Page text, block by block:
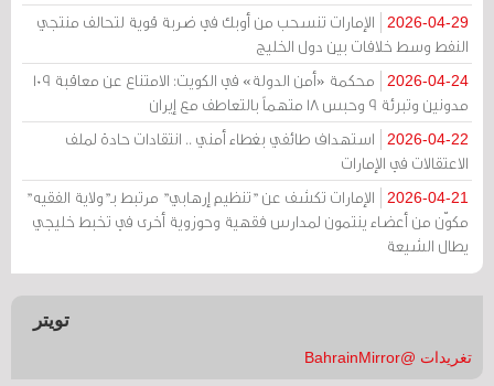
2026-04-29
الإمارات تنسحب من أوبك في ضربة قوية لتحالف منتجي
النفط وسط خلافات بين دول الخليج
2026-04-24
محكمة «أمن الدولة» في الكويت: الامتناع عن معاقبة 109
مدونين وتبرئة 9 وحبس 18 متهماً بالتعاطف مع إيران
2026-04-22
استهداف طائفي بغطاء أمني .. انتقادات حادة لملف
الاعتقالات في الإمارات
2026-04-21
الإمارات تكشف عن "تنظيم إرهابي" مرتبط بـ"ولاية الفقيه"
مكوّن من أعضاء ينتمون لمدارس فقهية وحوزوية أخرى في تخبط خليجي
يطال الشيعة
تويتر
تغريدات @BahrainMirror